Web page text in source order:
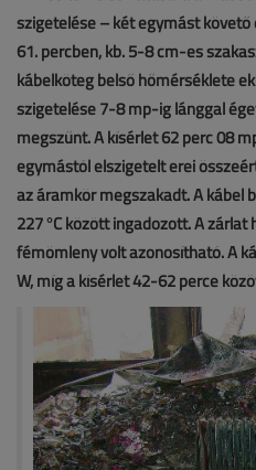
szigetelése – két egymást
61. percben, kb. 5-8 cm-es
kábelköteg belső hőmérséklete
szigetelése 7-8 mp-ig lánggal
megszűnt. A kísérlet 62 perc 08
egymástól elszigetelt erei
az áramkör megszakadt. A kábel
227 °C között ingadozott. A
fémömleny volt azonosítható. A
W, míg a kísérlet 42-62 perce